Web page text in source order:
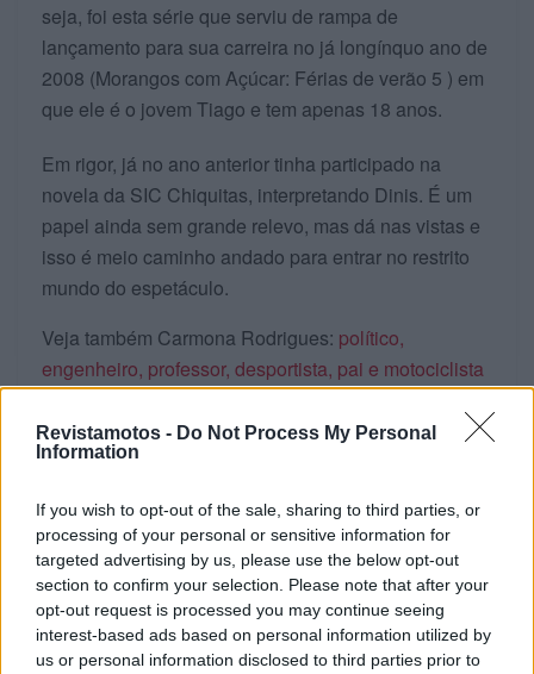
Revistamotos - Do Not Process My Personal
Information
If you wish to opt-out of the sale, sharing to third parties, or
processing of your personal or sensitive information for
targeted advertising by us, please use the below opt-out
section to confirm your selection. Please note that after your
opt-out request is processed you may continue seeing
interest-based ads based on personal information utilized by
us or personal information disclosed to third parties prior to
seja, foi esta série que serviu de rampa de
lançamento para sua carreira no já longínquo ano de
2008 (Morangos com Açúcar: Férias de verão 5 ) em
que ele é o jovem Tiago e tem apenas 18 anos.
Em rigor, já no ano anterior tinha participado na
novela da SIC Chiquitas, interpretando Dinis. É um
papel ainda sem grande relevo, mas dá nas vistas e
isso é meio caminho andado para entrar no restrito
mundo do espetáculo.
Veja também Carmona Rodrigues: político,
engenheiro, professor, desportista, pai e motociclista
PÁGINA 1 DE 2
Nacional 2
RELACIONADOS